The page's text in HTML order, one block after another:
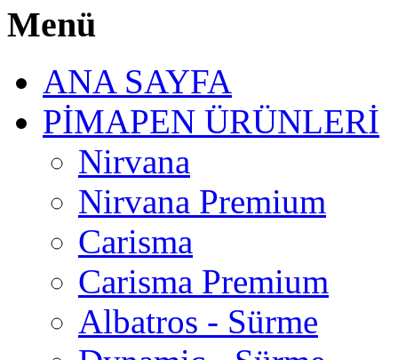
Menü
ANA SAYFA
PİMAPEN ÜRÜNLERİ
Nirvana
Nirvana Premium
Carisma
Carisma Premium
Albatros - Sürme